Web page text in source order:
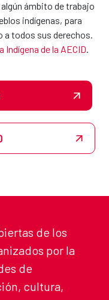
ámbito de trabajo
indígenas, para
a todos sus derechos.
Indígena de la AECID
de los
por la
de
cultura,